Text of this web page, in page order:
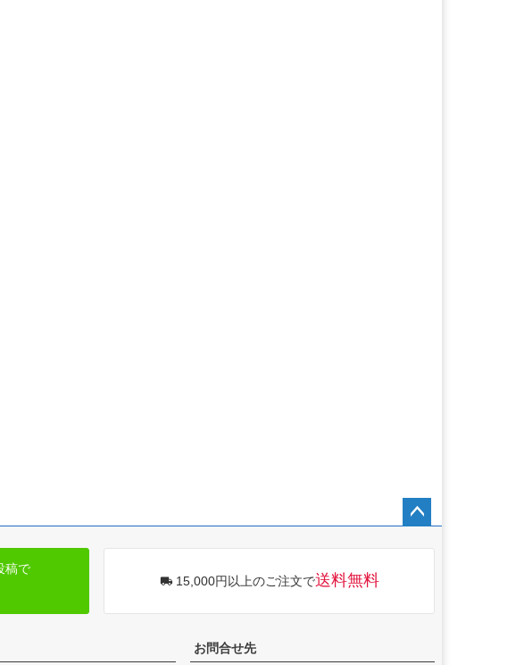
稿で
15,000円以上のご注文で送料無料
お問合せ先